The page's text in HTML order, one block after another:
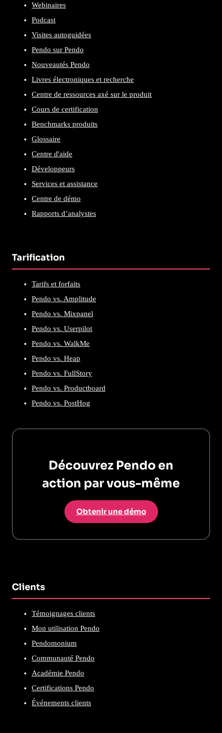
Webinaires
Podcast
Visites autoguidées
Pendo sur Pendo
Nouveautés Pendo
Livres électroniques et recherche
Centre de ressources axé sur le produit
Cours de certification
Benchmarks produits
Glossaire
Centre d'aide
Développeurs
Services et assistance
Centre de démo
Rapports d’analystes
Tarification
Tarifs et forfaits
Pendo vs. Amplitude
Pendo vs. Mixpanel
Pendo vs. Userpilot
Pendo vs. WalkMe
Pendo vs. Heap
Pendo vs. FullStory
Pendo vs. Productboard
Pendo vs. PostHog
Découvrez Pendo en
action par vous-même
Obtenir une démo
Clients
Témoignages clients
Mon utilisation Pendo
Pendomonium
Communauté Pendo
Académie Pendo
Certifications Pendo
Événements clients